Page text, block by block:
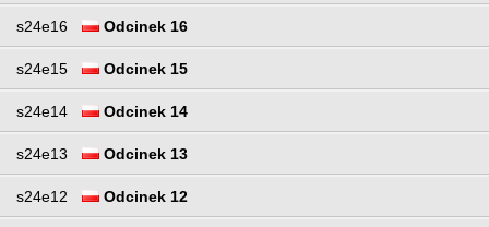
s24e16 Odcinek 16
s24e15 Odcinek 15
s24e14 Odcinek 14
s24e13 Odcinek 13
s24e12 Odcinek 12